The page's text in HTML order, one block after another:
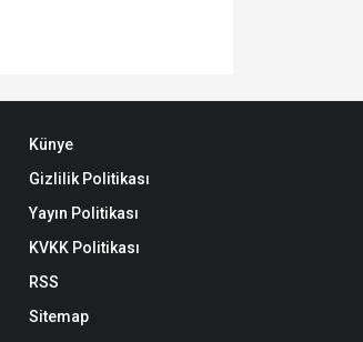
Künye
Gizlilik Politikası
Yayın Politikası
KVKK Politikası
RSS
Sitemap